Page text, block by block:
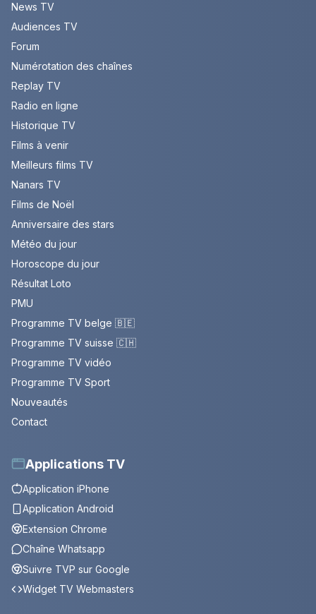
News TV
Audiences TV
Forum
Numérotation des chaînes
Replay TV
Radio en ligne
Historique TV
Films à venir
Meilleurs films TV
Nanars TV
Films de Noël
Anniversaire des stars
Météo du jour
Horoscope du jour
Résultat Loto
PMU
Programme TV belge 🇧🇪
Programme TV suisse 🇨🇭
Programme TV vidéo
Programme TV Sport
Nouveautés
Contact
Applications TV
Application iPhone
Application Android
Extension Chrome
Chaîne Whatsapp
Suivre TVP sur Google
Widget TV Webmasters